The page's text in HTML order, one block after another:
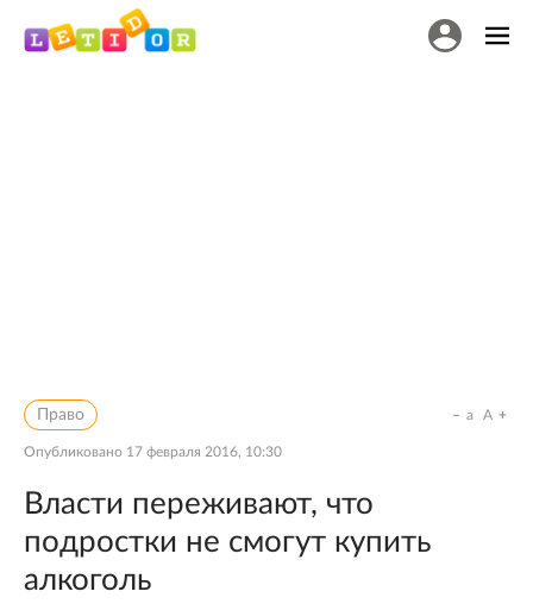
Право
Опубликовано 17 февраля 2016, 10:30
a A
Власти переживают, что
подростки не смогут купить
алкоголь